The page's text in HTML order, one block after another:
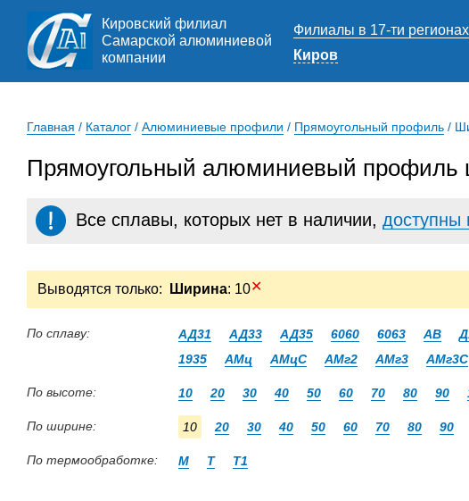
Кировский филиал
Самарской алюминиевой
компании
Филиалы в 17-ти регионах
Киров
Главная / Каталог / Алюминиевые профили / Прямоугольный профиль /
Прямоугольный алюминиевый профиль
Все сплавы, которых нет в наличии, доступны
Выводятся только: Ширина: 10✕
По сплаву: АД31 АД33 АД35 6060 6063 АВ
1935
АМц АМцС АМг2 АМг3 АМг3С
По высоте: 10 20 30 40 50 60 70 80 90
По ширине: 10 20 30 40 50 60 70 80 90
По термообработке: М Т Т1